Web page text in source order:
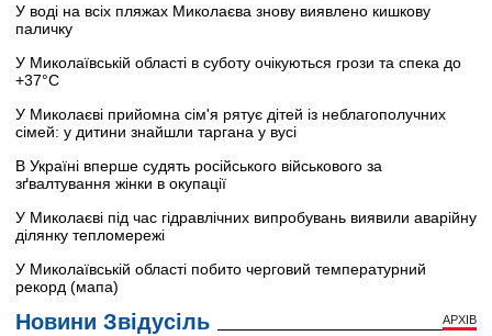
У воді на всіх пляжах Миколаєва знову виявлено кишкову
паличку
У Миколаївській області в суботу очікуються грози та спека до
+37°C
У Миколаєві прийомна сім'я рятує дітей із неблагополучних
сімей: у дитини знайшли таргана у вусі
В Україні вперше судять російського військового за
зґвалтування жінки в окупації
У Миколаєві під час гідравлічних випробувань виявили аварійну
ділянку тепломережі
У Миколаївській області побито черговий температурний
рекорд (мапа)
Новини Звідусіль АРХІВ